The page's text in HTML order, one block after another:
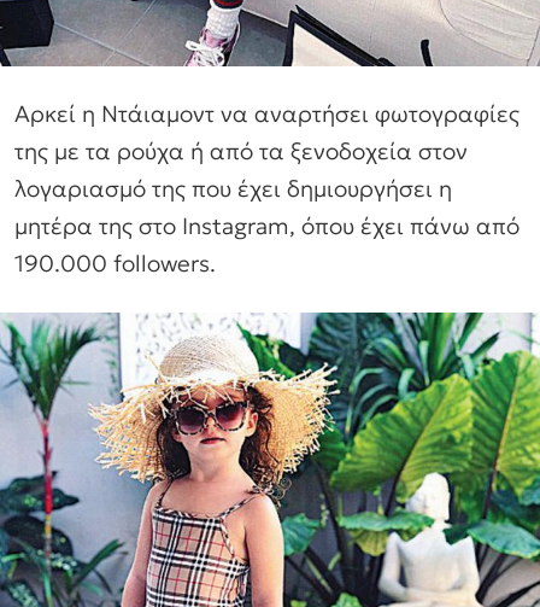
Αρκεί η Ντάιαμοντ να αναρτήσει φωτογραφίες
της με τα ρούχα ή από τα ξενοδοχεία στον
λογαριασμό της που έχει δημιουργήσει η
μητέρα της στο Instagram, όπου έχει πάνω από
190.000 followers.